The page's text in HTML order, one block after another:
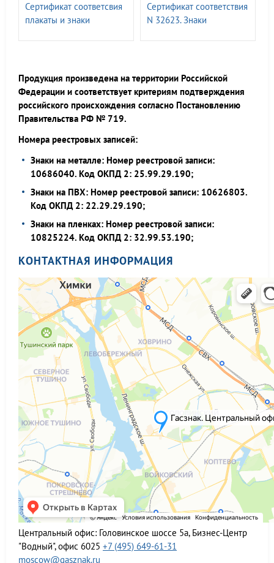
Сертификат соответсвия
плакаты и знаки
34.01.-30.1-001-2016
Сертификат соответствия
N 32623. Знаки
34.01-24-001-2015
Продукция произведена на территории Российской
Федерации и соответствует критериям подтверждения
российского происхождения согласно Постановлению
Правительства РФ № 719.
Номера реестровых записей:
Знаки на металле: Номер реестровой записи:
10686040. Код ОКПД 2: 25.99.29.190;
Знаки на ПВХ: Номер реестровой записи: 10626803.
Код ОКПД 2: 22.29.29.190;
Знаки на пленках: Номер реестровой записи:
10825224. Код ОКПД 2: 32.99.53.190;
КОНТАКТНАЯ ИНФОРМАЦИЯ
Центральный офис: Головинское шоссе 5а, Бизнес-Центр
"Водный", офис 6025 +7 (495) 649-61-31
moscow@gasznak.ru